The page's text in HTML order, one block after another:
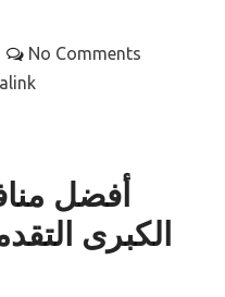
No Comments
أفضل
الكبرى